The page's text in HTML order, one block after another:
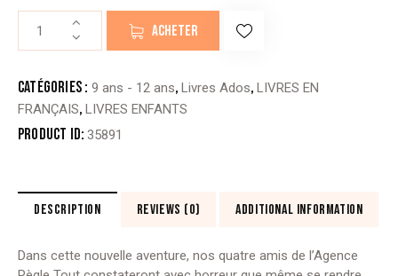
RÈGLE
-
5.DANS
(editions
bdouin)
ACHETER
Catégories : 9 ans - 12 ans,Livres Ados,LIVRES EN
FRANÇAIS,LIVRES ENFANTS
Product ID:35891
DESCRIPTION REVIEWS (0) ADDITIONAL INFORMATION
Dans cette nouvelle aventure, nos quatre amis de l’Agence